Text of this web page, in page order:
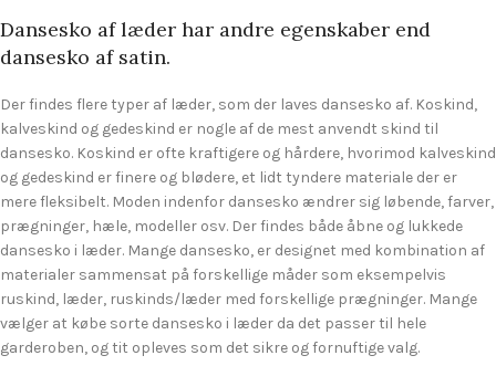
Dansesko af læder har andre egenskaber end
dansesko af satin.
Der findes flere typer af læder, som der laves dansesko af. Koskind,
kalveskind og gedeskind er nogle af de mest anvendt skind til
dansesko. Koskind er ofte kraftigere og hårdere, hvorimod kalveskind
og gedeskind er finere og blødere, et lidt tyndere materiale der er
mere fleksibelt. Moden indenfor dansesko ændrer sig løbende, farver,
prægninger, hæle, modeller osv. Der findes både åbne og lukkede
dansesko i læder. Mange dansesko, er designet med kombination af
materialer sammensat på forskellige måder som eksempelvis
ruskind, læder, ruskinds/læder med forskellige prægninger. Mange
vælger at købe sorte dansesko i læder da det passer til hele
garderoben, og tit opleves som det sikre og fornuftige valg.